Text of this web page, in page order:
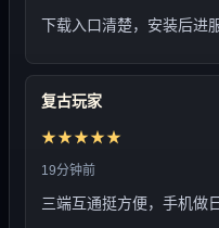
下载入口清楚，安装后进
复古玩家
★★★★★
19分钟前
三端互通挺方便，手机做